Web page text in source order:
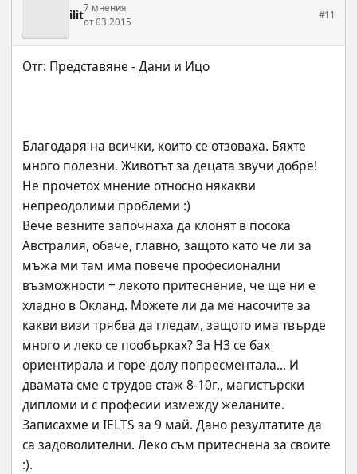
ilit7 мнения
от 03.2015
#11
Благодаря на всички, които се отзоваха. Бяхте
много полезни. Животът за децата звучи добре!
Не прочетох мнение относно някакви
непреодолими проблеми :)
Вече везните започнаха да клонят в посока
Австралия, обаче, главно, защото като че ли за
мъжа ми там има повече професионални
възможности + лекото притеснение, че ще ни е
хладно в Окланд. Можете ли да ме насочите за
какви визи трябва да гледам, защото има твърде
много и леко се пообърках? За НЗ се бах
ориентирала и горе-долу попресментала... И
двамата сме с трудов стаж 8-10г., магистърски
дипломи и с професии измежду желаните.
Записахме и IELTS за 9 май. Дано резултатите да
са задоволителни. Леко съм притеснена за своите
:).